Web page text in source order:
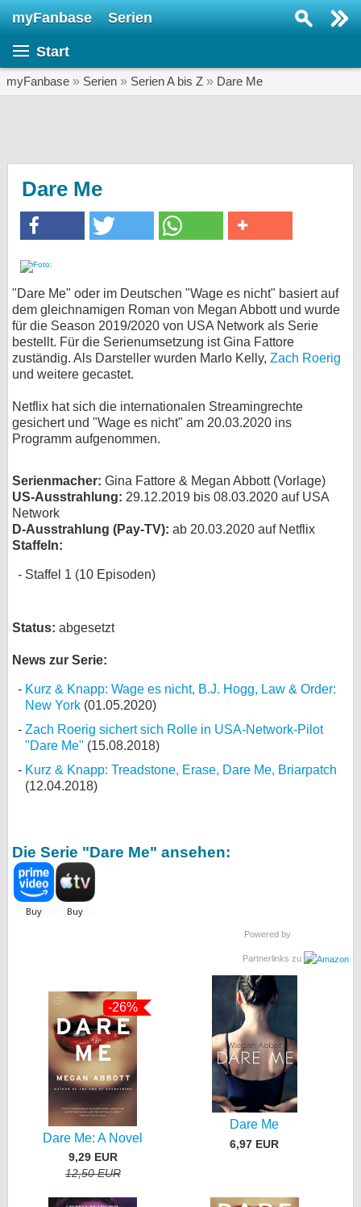
myFanbase Serien
Start
myFanbase » Serien » Serien A bis Z » Dare Me
Dare Me
"Dare Me" oder im Deutschen "Wage es nicht" basiert auf
dem gleichnamigen Roman von Megan Abbott und wurde
für die Season 2019/2020 von USA Network als Serie
bestellt. Für die Serienumsetzung ist Gina Fattore
zuständig. Als Darsteller wurden Marlo Kelly, Zach Roerig
und weitere gecastet.
Netflix hat sich die internationalen Streamingrechte
gesichert und "Wage es nicht" am 20.03.2020 ins
Programm aufgenommen.
Serienmacher: Gina Fattore & Megan Abbott (Vorlage)
US-Ausstrahlung: 29.12.2019 bis 08.03.2020 auf USA
Network
D-Ausstrahlung (Pay-TV): ab 20.03.2020 auf Netflix
Staffeln:
Staffel 1 (10 Episoden)
Status: abgesetzt
News zur Serie:
Kurz & Knapp: Wage es nicht, B.J. Hogg, Law & Order:
New York (01.05.2020)
Zach Roerig sichert sich Rolle in USA-Network-Pilot
"Dare Me" (15.08.2018)
Kurz & Knapp: Treadstone, Erase, Dare Me, Briarpatch
(12.04.2018)
Die Serie "Dare Me" ansehen:
Powered by
Partnerlinks zu
-26%
Dare Me: A Novel
9,29 EUR
12,50 EUR
Dare Me
6,97 EUR
SERIEN
Veranstaltungen
KULTUR
SERVICE
Gewinnspiele
Forum
bei Facebook
Nutzungsbedingungen
Datenschutz